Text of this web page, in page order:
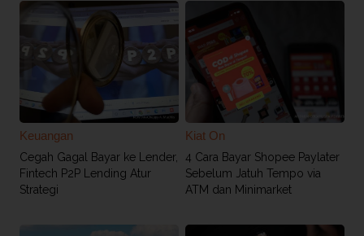
Keuangan
Cegah Gagal Bayar ke Lender,
Fintech P2P Lending Atur
Strategi
Kiat On
4 Cara Bayar Shopee Paylater
Sebelum Jatuh Tempo via
ATM dan Minimarket